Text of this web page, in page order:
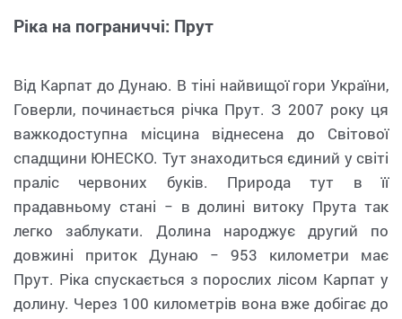
Ріка на пограниччі: Прут
Від Карпат до Дунаю. В тіні найвищої гори України,
Говерли, починається річка Прут. З 2007 року ця
важкодоступна місцина віднесена до Світової
спадщини ЮНЕСКО. Тут знаходиться єдиний у світі
праліс червоних буків. Природа тут в її
прадавньому стані − в долині витоку Прута так
легко заблукати. Долина народжує другий по
довжині приток Дунаю − 953 километри має
Прут. Ріка спускається з порослих лісом Карпат у
долину. Через 100 километрів вона вже добігає до